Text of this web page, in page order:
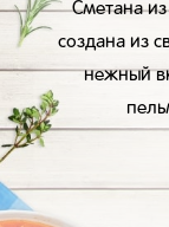
Сметана
создана из
нежный